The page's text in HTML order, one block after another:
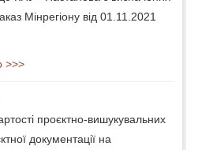
Мінрегіону від 01.11.2021
>>>
проєктно-вишукувальних
документації на